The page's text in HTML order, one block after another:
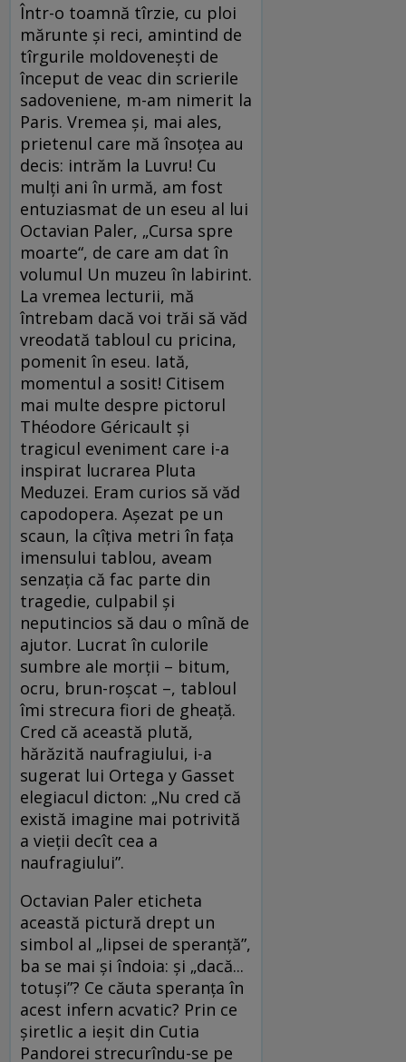
Într-o toamnă tîrzie, cu ploi
mărunte și reci, amintind de
tîrgurile moldovenești de
început de veac din scrierile
sadoveniene, m-am nimerit la
Paris. Vremea și, mai ales,
prietenul care mă însoțea au
decis: intrăm la Luvru! Cu
mulți ani în urmă, am fost
entuziasmat de un eseu al lui
Octavian Paler, „Cursa spre
moarte“, de care am dat în
volumul Un muzeu în labirint.
La vremea lecturii, mă
întrebam dacă voi trăi să văd
vreodată tabloul cu pricina,
pomenit în eseu. Iată,
momentul a sosit! Citisem
mai multe despre pictorul
Théodore Géricault și
tragicul eveniment care i-a
inspirat lucrarea Pluta
Meduzei. Eram curios să văd
capodopera. Aşezat pe un
scaun, la cîţiva metri în faţa
imensului tablou, aveam
senzaţia că fac parte din
tragedie, culpabil și
neputincios să dau o mînă de
ajutor. Lucrat în culorile
sumbre ale morții – bitum,
ocru, brun-roșcat –, tabloul
îmi strecura fiori de gheață.
Cred că această plută,
hărăzită naufragiului, i-a
sugerat lui Ortega y Gasset
elegiacul dicton: „Nu cred că
există imagine mai potrivită
a vieții decît cea a
naufragiului”.
Octavian Paler eticheta
această pictură drept un
simbol al „lipsei de speranță”,
ba se mai și îndoia: și „dacă...
totuși”? Ce căuta speranța în
acest infern acvatic? Prin ce
șiretlic a ieșit din Cutia
Pandorei strecurîndu-se pe